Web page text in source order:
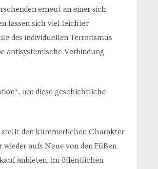
erneut an einer sich
lassen sich viel leichter
des individuellen Terrorismus
antisystemische Verbindung
um diese geschichtliche
den kümmerlichen Charakter
aufs Neue von den Füßen
anbieten, im öffentlichen